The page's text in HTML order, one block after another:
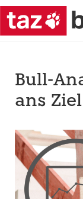
Bull-
ans Ziel